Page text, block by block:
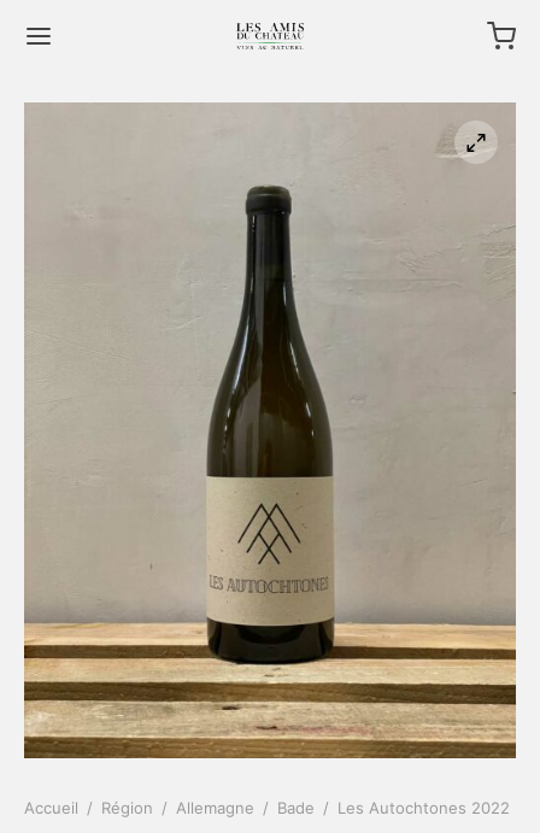
Accueil / Région / Allemagne / Bade / Les Autochtones 2022